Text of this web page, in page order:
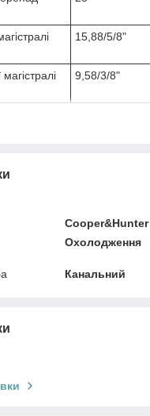
15,88/5/8"
9,58/3/8"
Cooper&Hunter
Охолодження
Канальний